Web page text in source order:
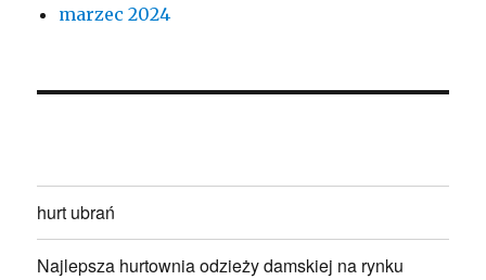
marzec 2024
hurt ubrań
Najlepsza hurtownia odzieży damskiej na rynku